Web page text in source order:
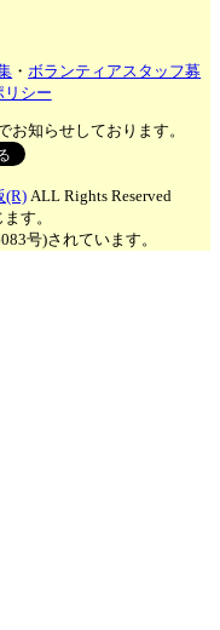
・ボランティアスタッフ募
リシー
お知らせしております。
(R)ALL Rights Reserved
す。
号)されています。